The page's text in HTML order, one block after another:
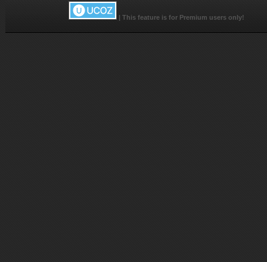
| This feature is for Premium users only!